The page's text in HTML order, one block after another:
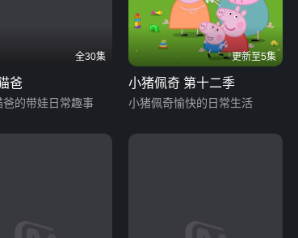
全30集
爸
爸的带娃日常趣事
更新至5集
小猪佩奇 第十二季
小猪佩奇愉快的日常生活